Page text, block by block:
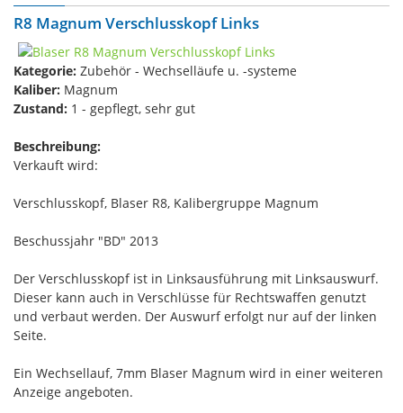
R8 Magnum Verschlusskopf Links
Kategorie: Zubehör - Wechselläufe u. -systeme
Kaliber: Magnum
Zustand: 1 - gepflegt, sehr gut
Beschreibung:
Verkauft wird:
Verschlusskopf, Blaser R8, Kalibergruppe Magnum
Beschussjahr "BD" 2013
Der Verschlusskopf ist in Linksausführung mit Linksauswurf.
Dieser kann auch in Verschlüsse für Rechtswaffen genutzt
und verbaut werden. Der Auswurf erfolgt nur auf der linken
Seite.
Ein Wechsellauf, 7mm Blaser Magnum wird in einer weiteren
Anzeige angeboten.